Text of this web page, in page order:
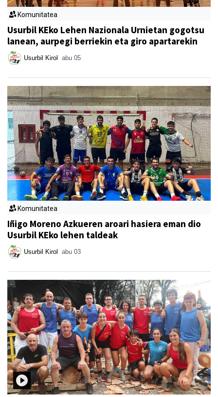
Komunitatea
Usurbil KEko Lehen Nazionala Urnietan gogotsu
lanean, aurpegi berriekin eta giro apartarekin
Usurbil Kirol abu 05
Komunitatea
Iñigo Moreno Azkueren aroari hasiera eman dio
Usurbil KEko lehen taldeak
Usurbil Kirol abu 03